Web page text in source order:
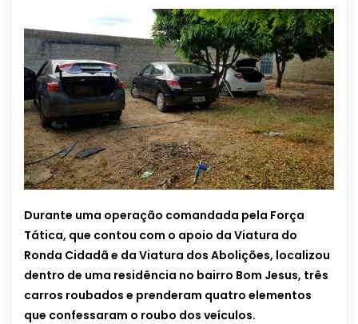
Durante uma operação comandada pela Força
Tática, que contou com o apoio da Viatura do
Ronda Cidadã e da Viatura dos Abolições, localizou
dentro de uma residência no bairro Bom Jesus, três
carros roubados e prenderam quatro elementos
que confessaram o roubo dos veículos.